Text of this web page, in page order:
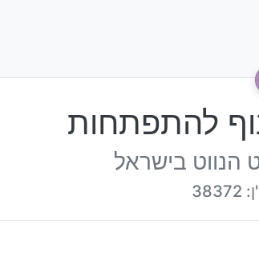
להתפתחות
הנווט בישראל